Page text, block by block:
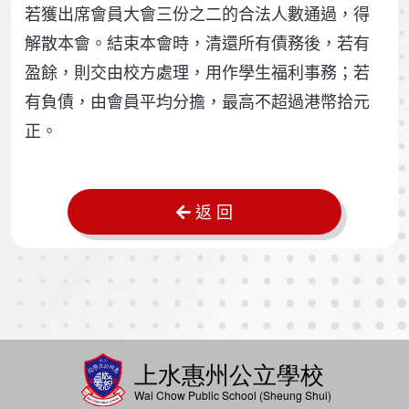
若獲出席會員大會三份之二的合法人數通過，得
解散本會。結束本會時，清還所有債務後，若有
盈餘，則交由校方處理，用作學生福利事務；若
有負債，由會員平均分擔，最高不超過港幣拾元
正。
返 回